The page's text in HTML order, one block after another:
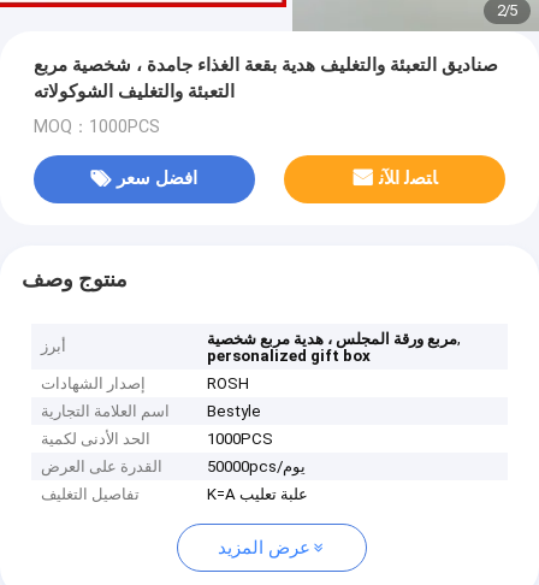
2/5
صناديق التعبئة والتغليف هدية بقعة الغذاء جامدة ، شخصية مربع
التعبئة والتغليف الشوكولاته
MOQ：1000PCS
افضل سعر ﺎﺘﺼﻟ ﺍﻶﻧ
منتوج وصف
أبرز مربع ورقة المجلس ، هدية مربع شخصية,
personalized gift box
إصدار الشهادات
ROSH
اسم العلامة التجارية
Bestyle
الحد الأدنى لكمية
1000PCS
القدرة على العرض
50000pcs/يوم
تفاصيل التغليف
K=A علبة تعليب
عرض المزيد